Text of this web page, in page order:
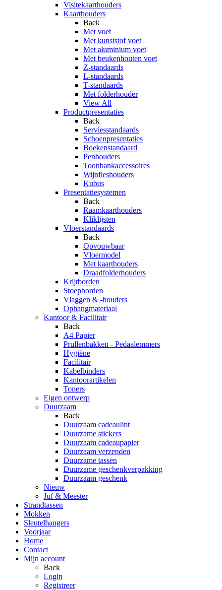
Visitekaarthouders
Kaarthouders
Back
Met voet
Met kunststof voet
Met aluminium voet
Met beukenhouten voet
Z-standaards
L-standaards
T-standaards
Met folderhouder
View All
Productpresentaties
Back
Serviesstandaards
Schoenpresentaties
Boekenstandaard
Penhouders
Toonbankaccessoires
Wijnfleshouders
Kubus
Presentatiesystemen
Back
Raamkaarthouders
Kliklijsten
Vloerstandaards
Back
Opvouwbaar
Vloermodel
Met kaarthouders
Draadfolderhouders
Krijtborden
Stoepborden
Vlaggen & -houders
Ophangmateriaal
Kantoor & Facilitair
Back
A4 Papier
Prullenbakken - Pedaalemmers
Hygiëne
Facilitair
Kabelbinders
Kantoorartikelen
Toners
Eigen ontwerp
Duurzaam
Back
Duurzaam cadeaulint
Duurzame stickers
Duurzaam cadeaupapier
Duurzaam verzenden
Duurzame tassen
Duurzame geschenkverpakking
Duurzaam geschenk
Nieuw
Juf & Meester
Strandtassen
Mokken
Sleutelhangers
Voorjaar
Home
Contact
Mijn account
Back
Login
Registreer